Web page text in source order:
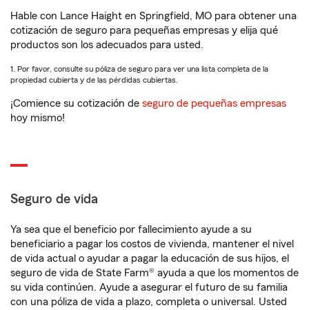
Hable con Lance Haight en Springfield, MO para obtener una
cotización de seguro para pequeñas empresas y elija qué
productos son los adecuados para usted.
1. Por favor, consulte su póliza de seguro para ver una lista completa de la
propiedad cubierta y de las pérdidas cubiertas.
¡Comience su cotización de seguro de pequeñas empresas
hoy mismo!
Seguro de vida
Ya sea que el beneficio por fallecimiento ayude a su
beneficiario a pagar los costos de vivienda, mantener el nivel
de vida actual o ayudar a pagar la educación de sus hijos, el
seguro de vida de State Farm® ayuda a que los momentos de
su vida continúen. Ayude a asegurar el futuro de su familia
con una póliza de vida a plazo, completa o universal. Usted